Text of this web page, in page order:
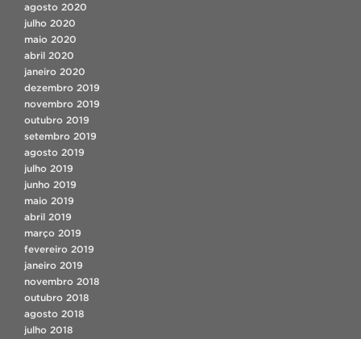
agosto 2020
julho 2020
maio 2020
abril 2020
janeiro 2020
dezembro 2019
novembro 2019
outubro 2019
setembro 2019
agosto 2019
julho 2019
junho 2019
maio 2019
abril 2019
março 2019
fevereiro 2019
janeiro 2019
novembro 2018
outubro 2018
agosto 2018
julho 2018